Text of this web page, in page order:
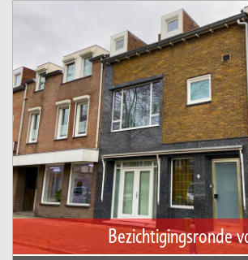
Bezichtigingsronde